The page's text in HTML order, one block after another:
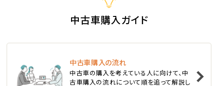
ホンダ
S660
1位
中古車購入ガイド
中古車購入の流れ
中古車の購入を考えている人に向けて、中
古車購入の流れについて順を追って解説し